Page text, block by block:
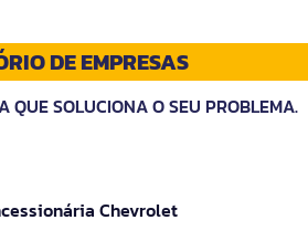
DE EMPRESAS
QUE SOLUCIONA O SEU PROBLEMA.
Chevrolet